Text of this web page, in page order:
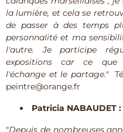
la lumière, et cela se
de passer à des temps
personnalité et ma
l'autre. Je participe
expositions car ce que
l'échange et le partage."
peintre@orange.fr
Patricia NABAUDET :
"Depuis de nombreuses